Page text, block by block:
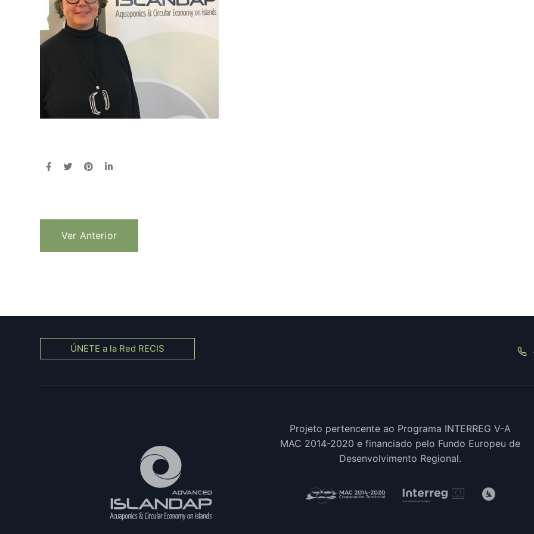
Ver Anterior
ÚNETE a la Red RECIS
Projeto pertencente ao Programa INTERREG V-A
MAC 2014-2020 e financiado pelo Fundo Europeu de
Desenvolvimento Regional.